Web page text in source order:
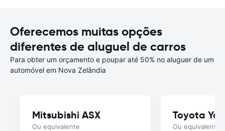
Oferecemos muitas opções
diferentes de aluguel de carros
Para obter um orçamento e poupar até 50% no aluguer de um
automóvel em Nova Zelândia
Mitsubishi ASX
Ou equivalente
Toyota
Ou equivalente